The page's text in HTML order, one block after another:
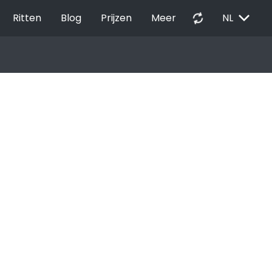
Ritten Blog Prijzen Meer autorenew NL EXPAND_MORE